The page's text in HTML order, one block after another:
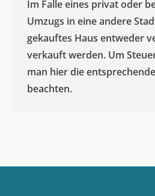
Im Falle eines privat oder
Umzugs in eine andere
gekauftes Haus entweder
verkauft werden. Um
man hier die
beachten.